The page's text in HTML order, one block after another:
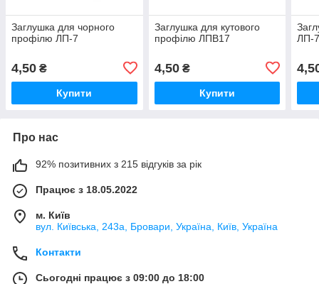
Заглушка для чорного
профілю ЛП-7
4,50 ₴
Купити
Заглушка для кутового
профілю ЛПВ17
4,50₴
Купити
ЛП-
Про нас
92% позитивних з 215 відгуків за рік
Працює з 18.05.2022
м. Київ
вул. Київська, 243а, Бровари, Україна, Київ, Україна
Контакти
Сьогодні працює з 09:00 до 18:00